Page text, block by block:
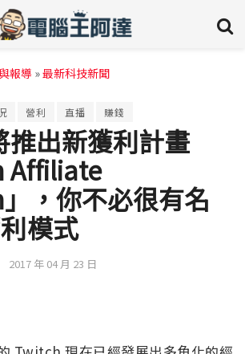
報導 »最新科技新聞
營利 直播 賺錢
出新獲利計畫
Affiliate
，你不必很有名
模式
2017 年 04 月 23 日